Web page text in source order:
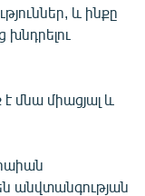
և ինքը
մնա միացյալ և
անվտանգության